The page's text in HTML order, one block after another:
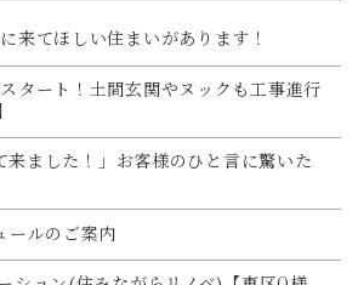
来てほしい住まいがあります！
タート！土間玄関やヌックも工事進行
来ました！」お客様のひと言に驚いた
ールのご案内